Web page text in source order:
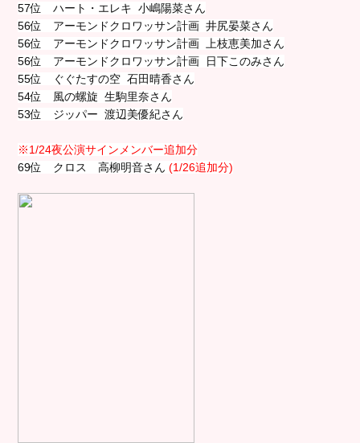
57位 ハート・エレキ 小嶋陽菜さん
56位 アーモンドクロワッサン計画 井尻晏菜さん
56位 アーモンドクロワッサン計画 上枝恵美加さん
56位 アーモンドクロワッサン計画 日下このみさん
55位 ぐぐたすの空 石田晴香さん
54位 風の螺旋 生駒里奈さん
53位 ジッパー 渡辺美優紀さん
※1/24夜公演サインメンバー追加分
69位 クロス 高柳明音さん(1/26追加分)